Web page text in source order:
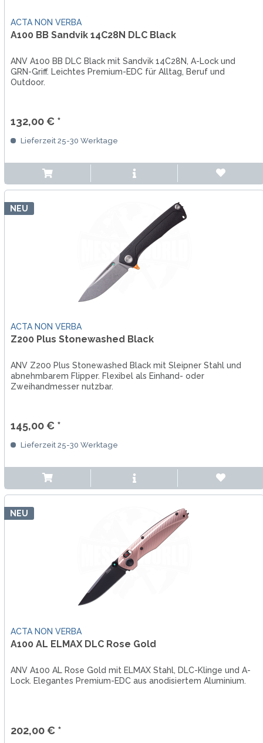
ACTA NON VERBA
A100 BB Sandvik 14C28N DLC Black
ANV A100 BB DLC Black mit Sandvik 14C28N, A-Lock und
GRN-Griff. Leichtes Premium-EDC für Alltag, Beruf und
Outdoor.
132,00 € *
Lieferzeit 25-30 Werktage
NEU
ACTA NON VERBA
Z200 Plus Stonewashed Black
ANV Z200 Plus Stonewashed Black mit Sleipner Stahl und
abnehmbarem Flipper. Flexibel als Einhand- oder
Zweihandmesser nutzbar.
145,00 € *
Lieferzeit 25-30 Werktage
NEU
ACTA NON VERBA
A100 AL ELMAX DLC Rose Gold
ANV A100 AL Rose Gold mit ELMAX Stahl, DLC-Klinge und A-
Lock. Elegantes Premium-EDC aus anodisiertem Aluminium.
202,00 € *